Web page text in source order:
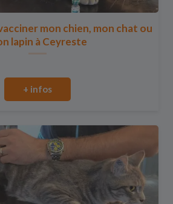
mon chien, mon chat ou
lapin à Ceyreste
+ infos